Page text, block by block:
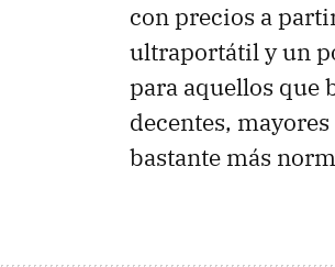
con precios a
ultraportátil y un
para aquellos que
decentes,
bastante más